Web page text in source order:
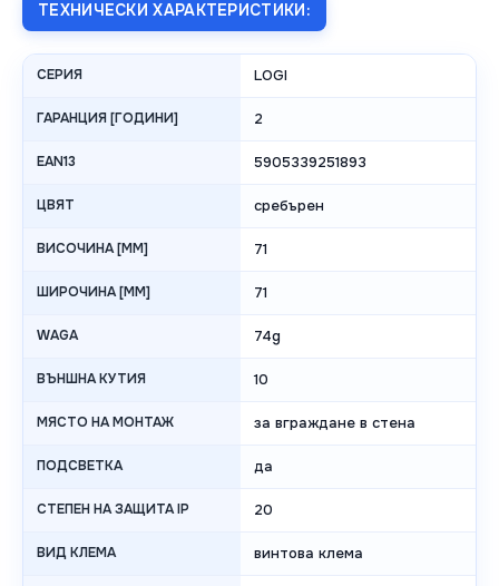
ТЕХНИЧЕСКИ ХАРАКТЕРИСТИКИ:
СЕРИЯ LOGI
ГАРАНЦИЯ [ГОДИНИ] 2
EAN13 5905339251893
ЦВЯТ сребърен
ВИСОЧИНА [MM] 71
ШИРОЧИНА [MM] 71
WAGA 74g
ВЪНШНА КУТИЯ 10
МЯСТО НА МОНТАЖ за вграждане в стена
ПОДСВЕТКА да
СТЕПЕН НА ЗАЩИТА IP 20
ВИД КЛЕМА винтова клема